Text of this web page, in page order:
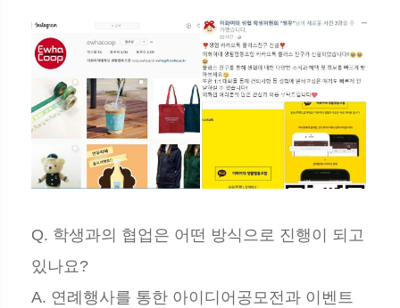
Q. 학생과의 협업은 어떤 방식으로 진행이 되고
있나요?
A. 연례행사를 통한 아이디어공모전과 이벤트